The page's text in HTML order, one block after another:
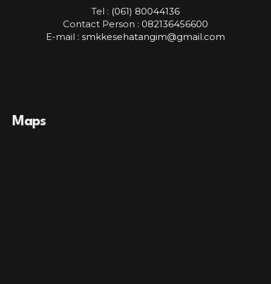
Tel : (061) 80044136
Contact Person : 082136456600
E-mail : smkkesehatangim@gmail.com
Maps